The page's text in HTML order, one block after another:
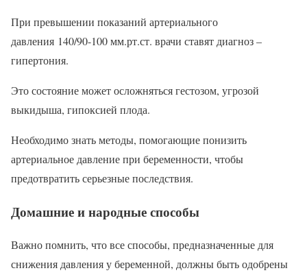
При превышении показаний артериального
давления 140/90-100 мм.рт.ст. врачи ставят диагноз –
гипертония.
Это состояние может осложняться гестозом, угрозой
выкидыша, гипоксией плода.
Необходимо знать методы, помогающие понизить
артериальное давление при беременности, чтобы
предотвратить серьезные последствия.
Домашние и народные способы
Важно помнить, что все способы, предназначенные для
снижения давления у беременной, должны быть одобрены